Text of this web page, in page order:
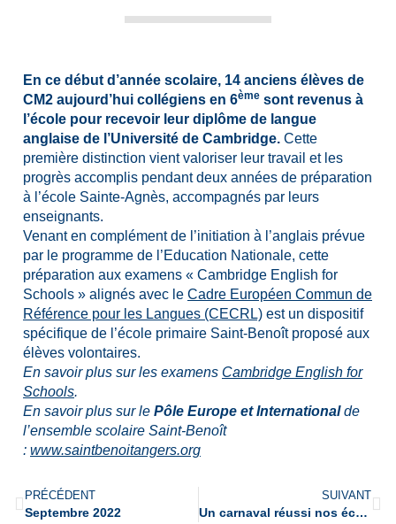
En ce début d’année scolaire, 14 anciens élèves de
CM2 aujourd’hui collégiens en 6ème sont revenus à
l’école pour recevoir leur diplôme de langue
anglaise de l’Université de Cambridge. Cette
première distinction vient valoriser leur travail et les
progrès accomplis pendant deux années de préparation
à l’école Sainte-Agnès, accompagnés par leurs
enseignants.
Venant en complément de l’initiation à l’anglais prévue
par le programme de l’Education Nationale, cette
préparation aux examens « Cambridge English for
Schools » alignés avec le Cadre Européen Commun de
Référence pour les Langues (CECRL) est un dispositif
spécifique de l’école primaire Saint-Benoît proposé aux
élèves volontaires.
En savoir plus sur les examens Cambridge English for
Schools.
En savoir plus sur le Pôle Europe et Internationalde
l’ensemble scolaire Saint-Benoît
: www.saintbenoitangers.org
PRÉCÉDENT
Septembre 2022
SUIVANT
Un carnaval réussi nos écoles Saint-Martin et Sainte-Agnès !